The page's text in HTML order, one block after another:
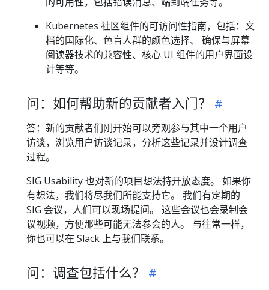
Kubernetes 社区组件的可访问性指南，包括：文
档的国际化、色盲人群的颜色选择、 确保与屏幕
阅读器技术的兼容性、核心 UI 组件的用户界面设
计等等。
问：如何帮助新的贡献者入门？
答：新的贡献者们刚开始可以旁观参与其中一个用户
访谈，浏览用户访谈记录，分析这些记录并设计调查
过程。
SIG Usability 也对新的项目想法持开放态度。 如果你
有想法，我们将尽我们所能支持它。 我们有定期的
SIG 会议，人们可以现场提问。 这些会议也会录制会
议视频，方便那些可能无法参会的人。 与往常一样，
你也可以在 Slack 上与我们联系。
问：调查包括什么？